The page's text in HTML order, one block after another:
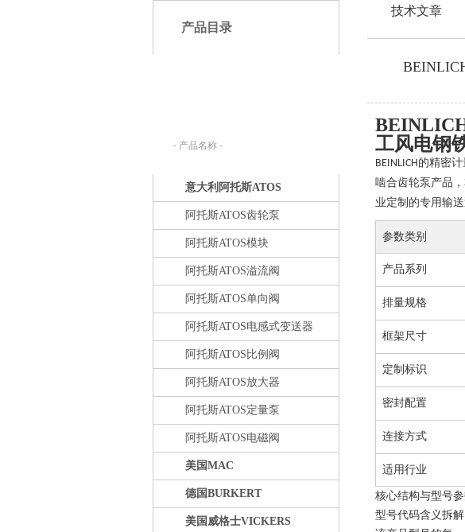
产品目录
意大利阿托斯ATOS
阿托斯ATOS齿轮泵
阿托斯ATOS模块
阿托斯ATOS溢流阀
阿托斯ATOS单向阀
阿托斯ATOS电感式变送器
阿托斯ATOS比例阀
阿托斯ATOS放大器
阿托斯ATOS定量泵
阿托斯ATOS电磁阀
美国MAC
德国BURKERT
美国威格士VICKERS
技术文章
工风电钢
BEINLICH的精密
啮合齿轮泵产品
业定制的专用输
参数类别
产品系列
排量规格
框架尺寸
定制标识
密封配置
连接方式
适用行业
核心结构与型号
型号代码含义拆解